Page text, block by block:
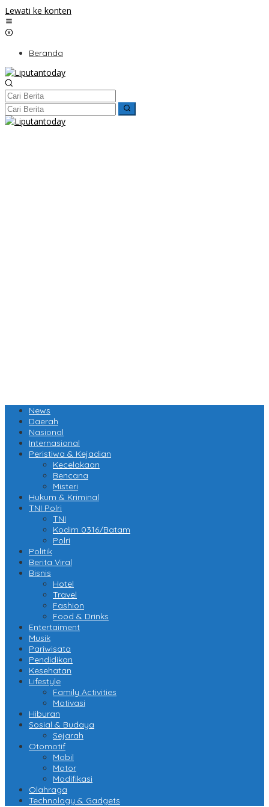
Lewati ke konten
Beranda
News
Daerah
Nasional
Internasional
Peristiwa & Kejadian
Kecelakaan
Bencana
Misteri
Hukum & Kriminal
TNI Polri
TNI
Kodim 0316/Batam
Polri
Politik
Berita Viral
Bisnis
Hotel
Travel
Fashion
Food & Drinks
Entertaiment
Musik
Pariwisata
Pendidikan
Kesehatan
Lifestyle
Family Activities
Motivasi
Hiburan
Sosial & Budaya
Sejarah
Otomotif
Mobil
Motor
Modifikasi
Olahraga
Technology & Gadgets